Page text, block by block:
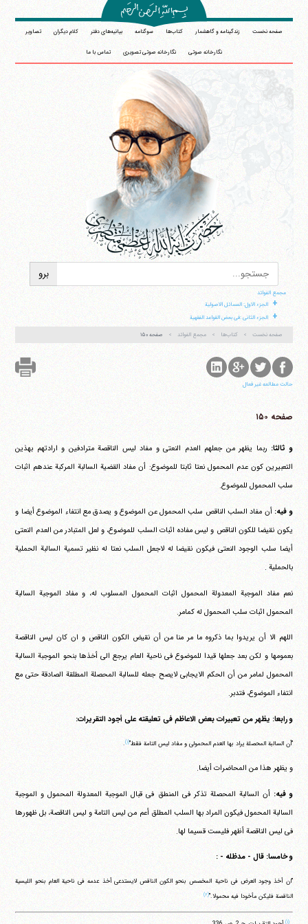
صفحه نخست زندگینامه و گاهشمار کتاب‌ها سوگنامه بیانیه‌های دفتر کلام دیگران تصاویر
نگارخانه صوتی نگارخانه صوتی تصویری تماس با ما
مجمع الفوائد
+ الجزء الاول: المسائل الاصولیة
+ الجزء الثانی :فی بعض القواعد الفقهیة
صفحه نخست کتاب‌ها مجمع الفوائد صفحه ۱۵۰
حالت مطالعه غیر فعال
صفحه ۱۵۰
و ثالثا: ربما یظهر من جعلهم العدم النعتی و مفاد لیس الناقصة مترادفین و ارادتهم بهذین
التعبیرین کون عدم المحمول نعتا ثابتا للموضوع: أن مفاد القضیة السالبة المرکبة عندهم اثبات
سلب المحمول للموضوع.
و فیه:أن مفاد السلب الناقص سلب المحمول عن الموضوع و یصدق مع انتفاء الموضوع أیضا و
یکون نقیضا للکون الناقص و لیس مفاده اثبات السلب للموضوع، و لعل المتبادر من العدم النعتی
أیضا سلب الوجود النعتی فیکون نقیضا له لاجعل السلب نعتا له نظیر تسمیة السالبة الحملیة
بالحملیة .
نعم مفاد الموجبة المعدولة المحمول اثبات المحمول المسلوب له، و مفاد الموجبة السالبة
المحمول اثبات سلب المحمول له کمامر.
اللهم الا أن یریدوا بما ذکروه ما مر منا من أن نقیض الکون الناقص و ان کان لیس الناقصة
بعمومها و لکن بعد جعلها قیدا للموضوع فی ناحیة العام یرجع الی أخذها بنحو الموجبة السالبة
المحمول لمامر من أن الحکم الایجابی لایصح جعله للسالبة المحصلة المطلقة الصادقة حتی مع
انتفاء الموضوع، فتدبر.
و رابعا: یظهر من تعبیرات بعض الاعاظم فی تعلیقته علی أجود التقریرات:
"أن السالبة المحصلة یراد بها العدم المحمولی و مفاد لیس التامة فقط"(۱) .
و یظهر هذا من المحاضرات أیضا.
و فیه:أن السالبة المحصلة تذکر فی المنطق فی قبال الموجبة المعدولة المحمول و الموجبة
السالبة المحمول فیکون المراد بها السلب المطلق أعم من لیس التامة و لیس الناقصة، بل ظهورها
فی لیس الناقصة أظهر فلیست قسیما لها.
و خامسا: قال - مدظله - :
"ان أخذ وجود العرض فی ناحیة المخصص بنحو الکون الناقص لایستدعی أخذ عدمه فی ناحیة العام بنحو اللیسیة
الناقصة فلیکن مأخودا فیه محمولا."(۲)
(۱)